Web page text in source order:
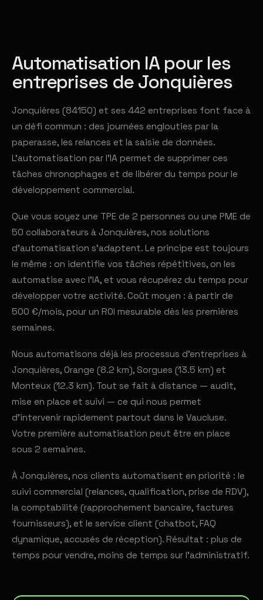
Automatisation IA pour les
entreprises de Jonquières
Jonquières (84150) et ses 442 entreprises font face à
un défi commun : des journées englouties par la
paperasse, les relances et la saisie de données.
L'automatisation par l'IA permet de supprimer ces
tâches chronophages et de libérer du temps pour le
développement commercial.
Que vous soyez une TPE de 2 personnes ou une PME de
50 collaborateurs à Jonquières, nos solutions
d'automatisation s'adaptent. Le principe est toujours
le même : on identifie vos tâches répétitives, on les
automatise avec l'IA, et vous récupérez du temps pour
développer votre activité. Coût moyen : à partir de
500 €/mois, pour un ROI mesurable dès les premières
semaines.
Nous automatisons déjà les processus d'entreprises à
Jonquières, Orange (8.2 km), Sorgues (13.5 km) et
Monteux (12.3 km). Tout se fait à distance — audit,
mise en place et suivi — ce qui nous permet
d'intervenir rapidement partout dans le Vaucluse.
Votre première automatisation peut être en place
sous 2 semaines.
À Jonquières, nos clients automatisent en priorité : le
suivi commercial (relances, qualification, prise de RDV),
la comptabilité (rapprochement bancaire, factures
fournisseurs), et le service client (chatbot, FAQ
dynamique, accusés de réception). Résultat : plus de
temps pour vendre, moins de temps sur l'administratif.